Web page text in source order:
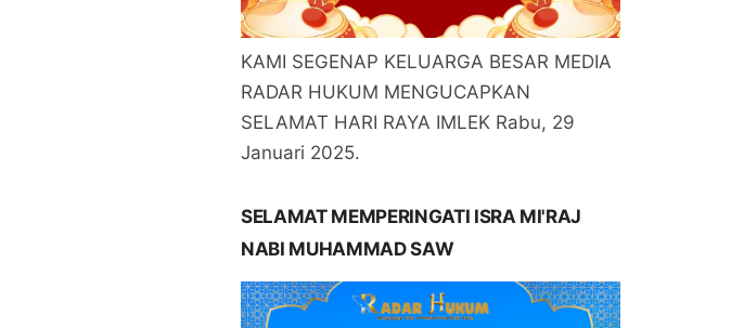
KAMI SEGENAP KELUARGA BESAR MEDIA
RADAR HUKUM MENGUCAPKAN
SELAMAT HARI RAYA IMLEK Rabu, 29
Januari 2025.
SELAMAT MEMPERINGATI ISRA MI'RAJ
NABI MUHAMMAD SAW